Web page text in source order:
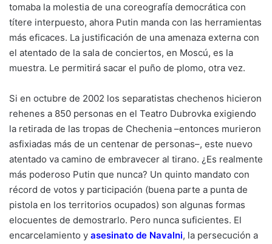
tomaba la molestia de una coreografía democrática con
títere interpuesto, ahora Putin manda con las herramientas
más eficaces. La justificación de una amenaza externa con
el atentado de la sala de conciertos, en Moscú, es la
muestra. Le permitirá sacar el puño de plomo, otra vez.
Si en octubre de 2002 los separatistas chechenos hicieron
rehenes a 850 personas en el Teatro Dubrovka exigiendo
la retirada de las tropas de Chechenia –entonces murieron
asfixiadas más de un centenar de personas–, este nuevo
atentado va camino de embravecer al tirano. ¿Es realmente
más poderoso Putin que nunca? Un quinto mandato con
récord de votos y participación (buena parte a punta de
pistola en los territorios ocupados) son algunas formas
elocuentes de demostrarlo. Pero nunca suficientes. El
encarcelamiento y asesinato de Navalni, la persecución a